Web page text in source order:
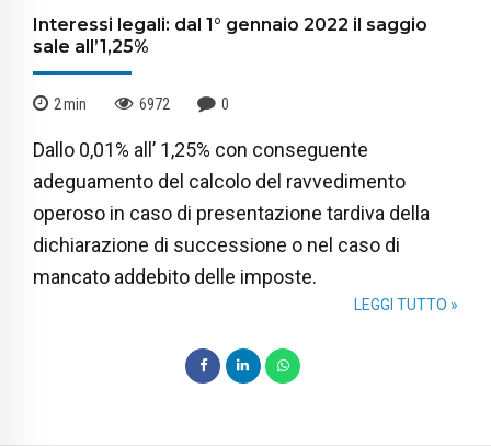
Interessi legali: dal 1° gennaio 2022 il saggio
sale all’1,25%
2min 6972 0
Dallo 0,01% all’ 1,25% con conseguente
adeguamento del calcolo del ravvedimento
operoso in caso di presentazione tardiva della
dichiarazione di successione o nel caso di
mancato addebito delle imposte.
LEGGI TUTTO »